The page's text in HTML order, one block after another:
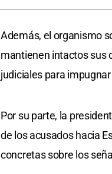
Además, el organismo
mantienen intactos sus
judiciales para
Por su parte, la
de los acusados hacia
concretas sobre los